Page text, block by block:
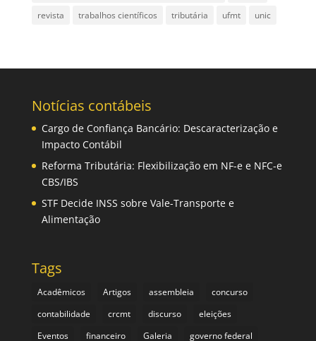
revista
trabalhos científicos tributária ufmt unic
Notícias contábeis
Cargo de Confiança Bancário: Descaracterização e
Impacto Contábil
Reforma Tributária: Flexibilização em NF-e e NFC-e
CBS/IBS
STF Decide INSS sobre Vale-Transporte e
Alimentação
Tags
Acadêmicos Artigos assembleia
concurso
contabilidade
crcmt discurso
eleições
Eventos
financeiro Galeria
governo federal